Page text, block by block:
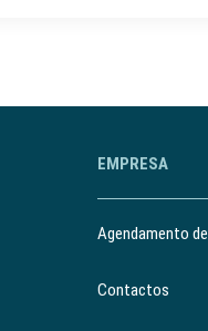
EMPRESA
Agendamento
Contactos